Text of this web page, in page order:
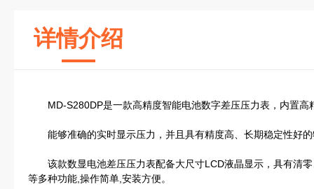
详情介绍
MD-S280DP是一款高精度智能电池数字差压压力表，内置高
能够准确的实时显示压力，并且具有精度高、长期稳定性好的
该款数显电池差压压力表配备大尺寸LCD液晶显示，具有清零
等多种功能,操作简单,安装方便。